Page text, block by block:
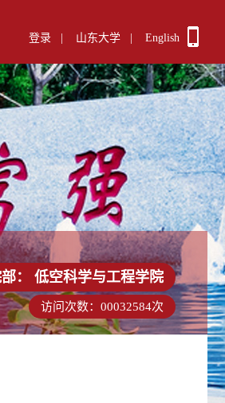
登录 山东大学 English
： 低空科学与工程学院
访问次数： 00032584次